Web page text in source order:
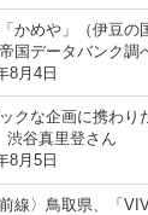
かめや」（伊豆の
国データバンク調
8月4日
ックな企画に携わ
谷真里登さん
8月5日
前線〉鳥取県、「